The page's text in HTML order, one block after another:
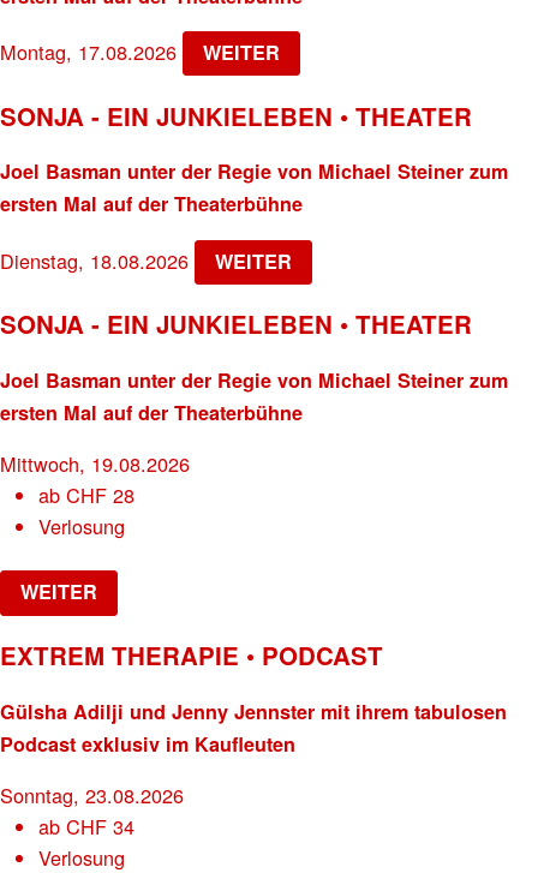
Montag, 17.08.2026 WEITER
SONJA - EIN JUNKIELEBEN • THEATER
Joel Basman unter der Regie von Michael Steiner zum
ersten Mal auf der Theaterbühne
Dienstag, 18.08.2026 WEITER
SONJA - EIN JUNKIELEBEN • THEATER
Joel Basman unter der Regie von Michael Steiner zum
ersten Mal auf der Theaterbühne
Mittwoch, 19.08.2026
abCHF 28
Verlosung
WEITER
EXTREM THERAPIE • PODCAST
Gülsha Adilji und Jenny Jennster mit ihrem tabulosen
Podcast exklusiv im Kaufleuten
Sonntag, 23.08.2026
abCHF 34
Verlosung